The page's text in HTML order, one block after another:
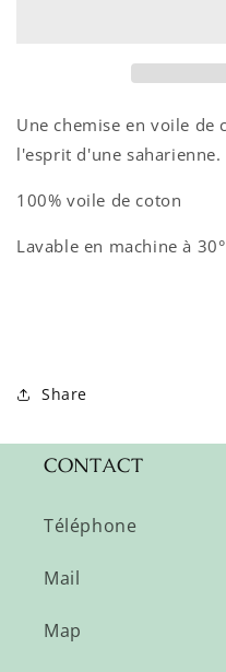
Une chemise en voile de
l'esprit d'une saharienne.
100% voile de coton
Lavable en machine à 30°
Share
CONTACT
Téléphone
Mail
Map